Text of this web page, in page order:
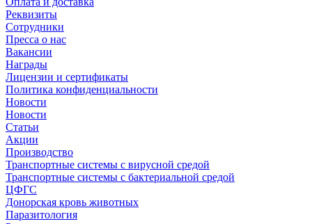
Реквизиты
Сотрудники
Пресса о нас
Вакансии
Награды
Лицензии и сертификаты
Политика конфиденциальности
Новости
Новости
Статьи
Акции
Производство
Транспортные системы с вирусной средой
Транспортные системы с бактериальной средой
ЦФГС
Донорская кровь животных
Паразитология